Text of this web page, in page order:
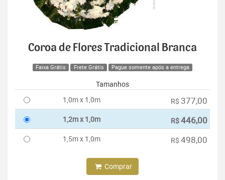
Coroa de Flores Tradicional Branca
Faixa Grátis Frete Grátis Pague somente após a entrega
Tamanhos
1,0m x 1,0m
R$ 377,00
1,2m x 1,0m R$446,00
1,5m x 1,0m R$ 498,00
Comprar